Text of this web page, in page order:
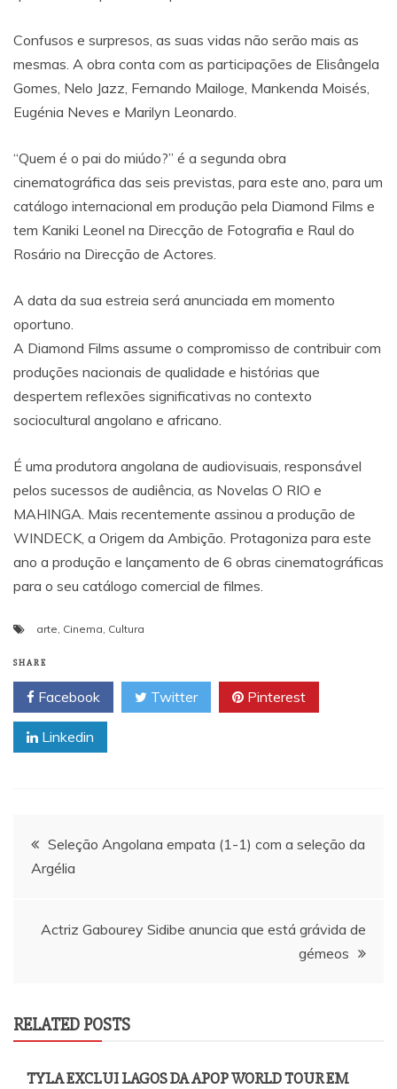
Confusos e surpresos, as suas vidas não serão mais as
mesmas. A obra conta com as participações de Elisângela
Gomes, Nelo Jazz, Fernando Mailoge, Mankenda Moisés,
Eugénia Neves e Marilyn Leonardo.
“Quem é o pai do miúdo?” é a segunda obra
cinematográfica das seis previstas, para este ano, para um
catálogo internacional em produção pela Diamond Films e
tem Kaniki Leonel na Direcção de Fotografia e Raul do
Rosário na Direcção de Actores.
A data da sua estreia será anunciada em momento
oportuno.
A Diamond Films assume o compromisso de contribuir com
produções nacionais de qualidade e histórias que
despertem reflexões significativas no contexto
sociocultural angolano e africano.
É uma produtora angolana de audiovisuais, responsável
pelos sucessos de audiência, as Novelas O RIO e
MAHINGA. Mais recentemente assinou a produção de
WINDECK, a Origem da Ambição. Protagoniza para este
ano a produção e lançamento de 6 obras cinematográficas
para o seu catálogo comercial de filmes.
arte, Cinema, Cultura
SHARE
Facebook Twitter Pinterest
Linkedin
Navegação
artigos
Seleção Angolana empata (1-1) com a seleção da
Argélia
Actriz Gabourey Sidibe anuncia que está grávida de
gémeos
RELATED POSTS
TYLA EXCLUI LAGOS DA APOP WORLD TOUR EM